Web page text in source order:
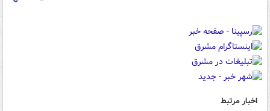
اخبار مرتبط